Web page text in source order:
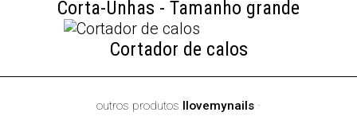
Corta-Unhas - Tamanho grande
Cortador de calos
outros produtos Ilovemynails ·